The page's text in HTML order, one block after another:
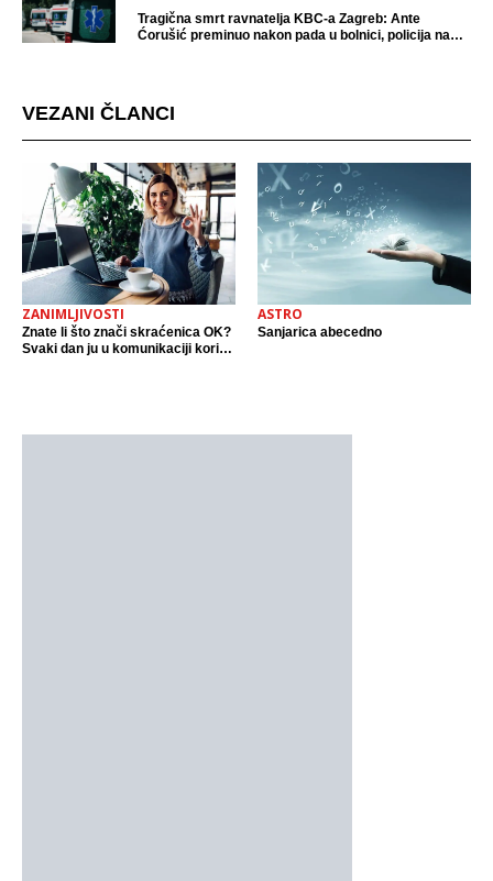
Tragična smrt ravnatelja KBC-a Zagreb: Ante
Ćorušić preminuo nakon pada u bolnici, policija na
VEZANI ČLANCI
ZANIMLJIVOSTI
Znate li što znači skraćenica OK?
Svaki dan ju u komunikaciji koristi
ASTRO
Sanjarica abecedno